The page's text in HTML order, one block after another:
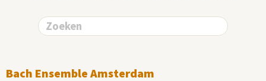
Bach Ensemble Amsterdam